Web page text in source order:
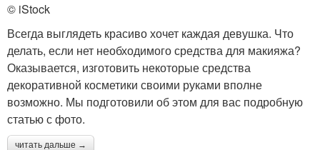
© iStock
Всегда выглядеть красиво хочет каждая девушка. Что
делать, если нет необходимого средства для макияжа?
Оказывается, изготовить некоторые средства
декоративной косметики своими руками вполне
возможно. Мы подготовили об этом для вас подробную
статью с фото.
читать дальше →